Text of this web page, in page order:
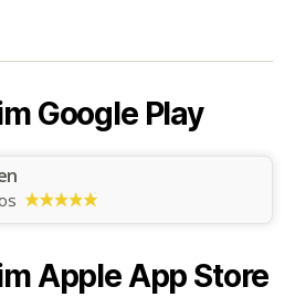
Google Play
Apple App Store